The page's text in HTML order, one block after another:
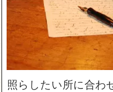
照らしたい所に合わ